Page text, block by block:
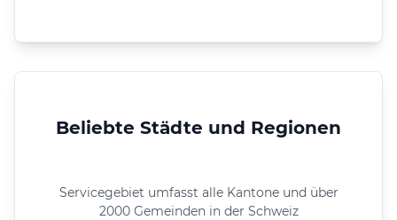
Beliebte Städte und Regionen
Servicegebiet umfasst alle Kantone und über
2000 Gemeinden in der Schweiz